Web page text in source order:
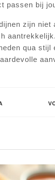
passen bij
zijn niet
qua stijl